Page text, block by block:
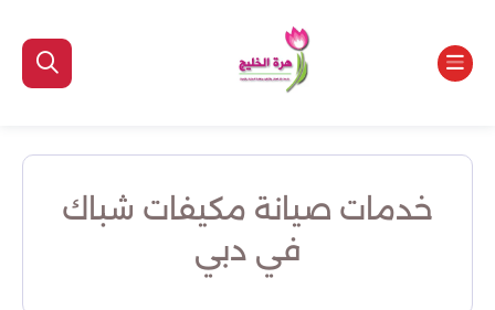
خدمات صيانة مكيفات شباك
في دبي